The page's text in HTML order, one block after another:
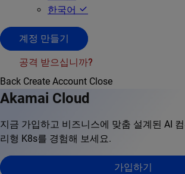
한국어
계정 만들기
공격 받으십니까?
Back Create Account Close
Akamai Cloud
지금 가입하고 비즈니스에 맞춤 설계된 AI
리형 K8s를 경험해 보세요.
가입하기